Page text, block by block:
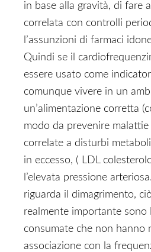
in base alla gravità, di fare
correlata con controlli
l’assunzioni di farmaci
Quindi se il
essere usato come
comunque vivere in un
un’alimentazione corretta
modo da prevenire
correlate a disturbi
in eccesso, ( LDL
l’elevata pressione
riguarda il dimagrimento,
realmente importante sono
consumate che non hanno
associazione con la